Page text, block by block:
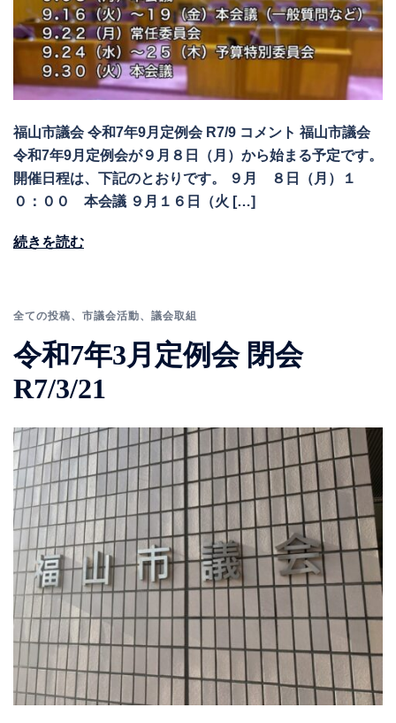
福山市議会 令和7年9月定例会 R7/9 コメント 福山市議会
令和7年9月定例会が９月８日（月）から始まる予定です。
開催日程は、下記のとおりです。 ９月 ８日（月）１
０：００ 本会議 ９月１６日（火 […]
続きを読む
全ての投稿、 市議会活動、 議会取組
令和7年3月定例会 閉会
R7/3/21